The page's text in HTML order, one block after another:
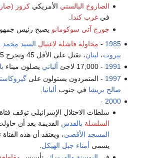
الصاروخ البالستي الأمريكي كروز
في غرب كندا.
جورج آتي سوكومانو يصبح رئيس
1985
- محاولة فاشلة لاغتيال السيد
بيروت، لبنان، تقتل على الأقل 45 وتجرح 175 آخرين.
1991 - 17,000 لاجئ ألباني يصلون ميناء
1997 - المتمردون يستولون على
صالح بريشا في جنوب ألبانيا
2000
-
سلطات الاحتلال الإسرائيلي توقف
السلسلة بالقدس القديمة بعد أن
المسجد الأقصى، ويعتقد أن هذه
يسمى أمناء جبل الهيكل